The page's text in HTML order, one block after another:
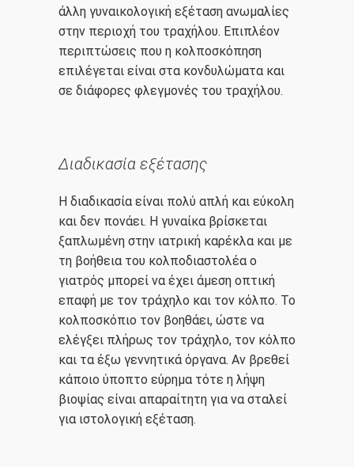
άλλη γυναικολογική εξέταση ανωμαλίες
στην περιοχή του τραχήλου. Επιπλέον
περιπτώσεις που η κολποσκόπηση
επιλέγεται είναι στα κονδυλώματα και
σε διάφορες φλεγμονές του τραχήλου.
Διαδικασία εξέτασης
Η διαδικασία είναι πολύ απλή και εύκολη
και δεν πονάει. Η γυναίκα βρίσκεται
ξαπλωμένη στην ιατρική καρέκλα και με
τη βοήθεια του κολποδιαστολέα ο
γιατρός μπορεί να έχει άμεση οπτική
επαφή με τον τράχηλο και τον κόλπο. Το
κολποσκόπιο τον βοηθάει, ώστε να
ελέγξει πλήρως τον τράχηλο, τον κόλπο
και τα έξω γεννητικά όργανα. Αν βρεθεί
κάποιο ύποπτο εύρημα τότε η λήψη
βιοψίας είναι απαραίτητη για να σταλεί
για ιστολογική εξέταση.
2107220444